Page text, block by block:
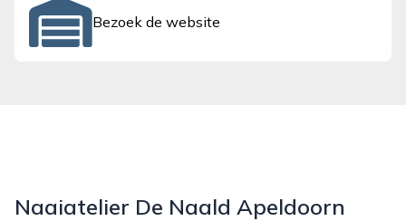
Bezoek de website
Naaiatelier De Naald Apeldoorn